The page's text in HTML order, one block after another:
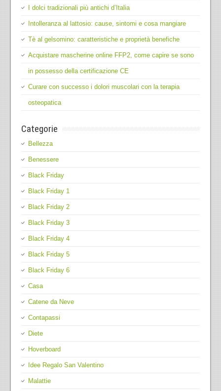
I dolci tradizionali più antichi d’Italia
Intolleranza al lattosio: cause, sintomi e cosa mangiare
Tè al gelsomino: caratteristiche e proprietà benefiche
Acquistare mascherine online FFP2, come capire se sono
in possesso della certificazione CE
Curare con successo i dolori muscolari con la terapia
osteopatica
Categorie
Bellezza
Benessere
Black Friday
Black Friday 1
Black Friday 2
Black Friday 3
Black Friday 4
Black Friday 5
Black Friday 6
Casa
Catene da Neve
Contapassi
Diete
Hoverboard
Idee Regalo San Valentino
Malattie